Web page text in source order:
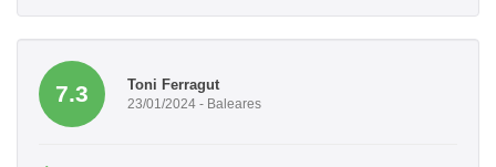
7.3 Toni Ferragut
23/01/2024 - Baleares